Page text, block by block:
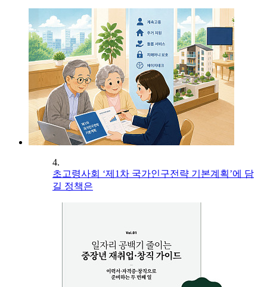
4.
초고령사회 ‘제1차 국가인구전략 기본계획’에 담
길 정책은